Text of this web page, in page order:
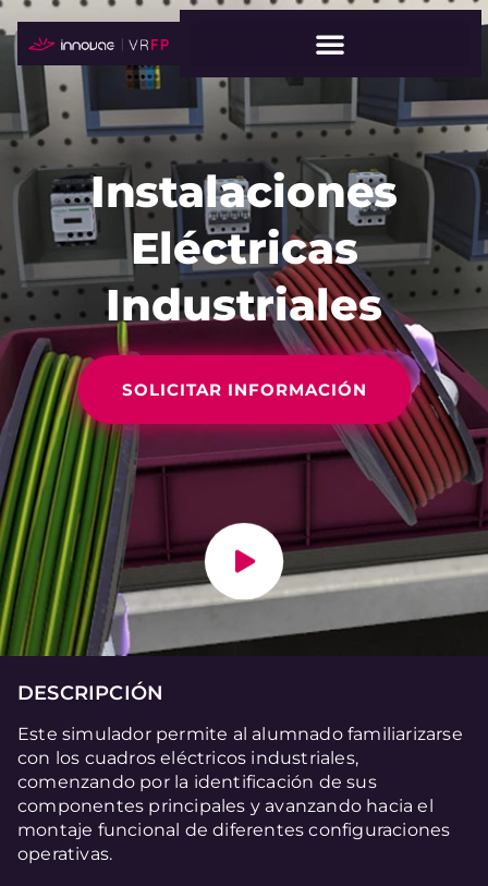
Instalaciones
Eléctricas
Industriales
SOLICITAR INFORMACIÓN
DESCRIPCIÓN
Este simulador permite al alumnado familiarizarse
con los cuadros eléctricos industriales,
comenzando por la identificación de sus
componentes principales y avanzando hacia el
montaje funcional de diferentes configuraciones
operativas.